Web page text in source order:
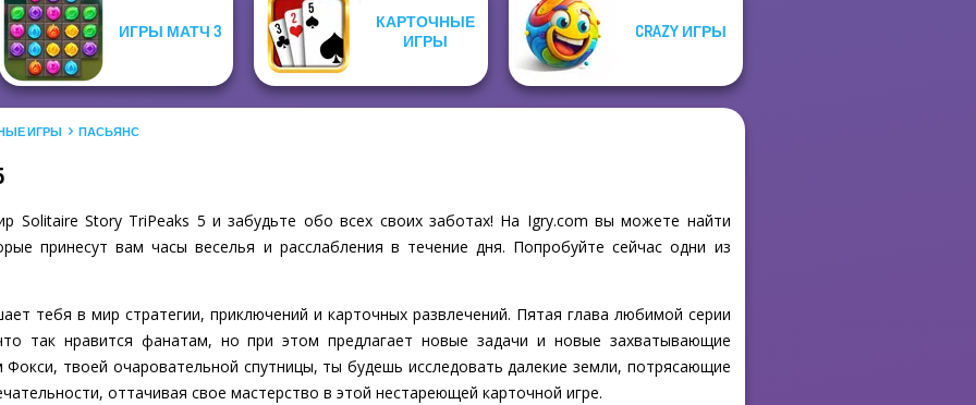
ИГРЫ МАТЧ 3
КАРТОЧНЫЕ
ИГРЫ
CRAZY ИГРЫ
ИГРЫ ПАСЬЯНС
Solitaire Story TriPeaks 5 и забудьте обо всех своих заботах! На Igry.com вы можете найти
принесут вам часы веселья и расслабления в течение дня. Попробуйте сейчас одни из
тебя в мир стратегии, приключений и карточных развлечений. Пятая глава любимой серии
так нравится фанатам, но при этом предлагает новые задачи и новые захватывающие
Фокси, твоей очаровательной спутницы, ты будешь исследовать далекие земли, потрясающие
оттачивая свое мастерство в этой нестареющей карточной игре.